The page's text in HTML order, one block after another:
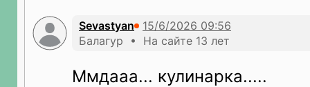
Sevastyan
Балагур • На сайте 13 лет
Ммдааа... кулинарка.....